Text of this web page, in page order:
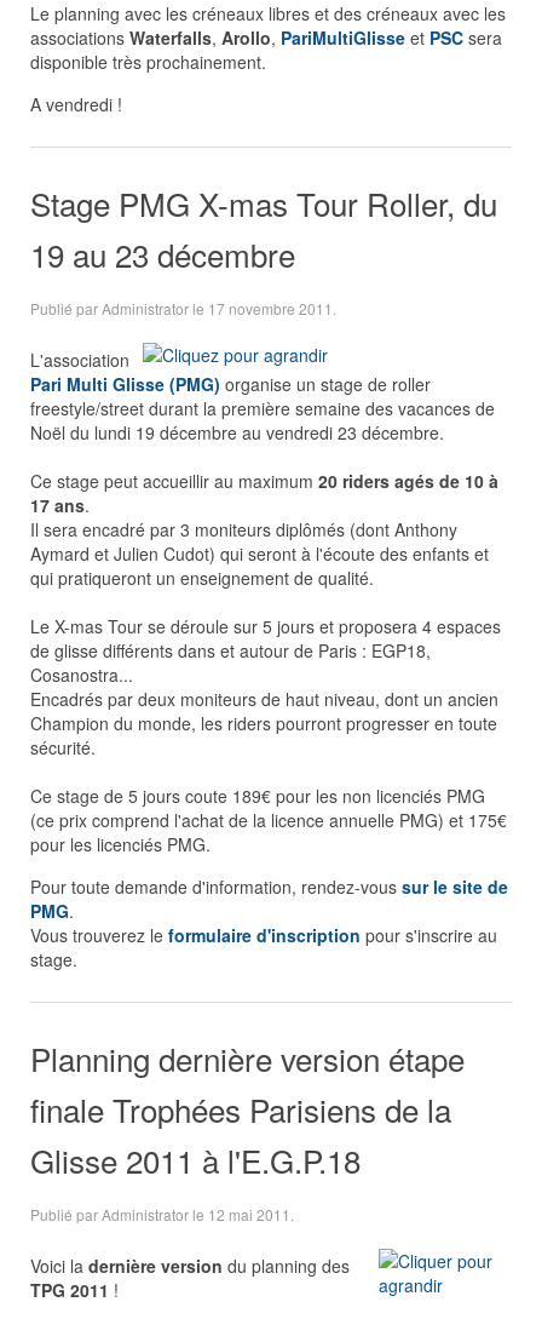
Le planning avec les créneaux libres et des créneaux avec les
associations Waterfalls, Arollo, PariMultiGlisse et PSC sera
disponible très prochainement.
A vendredi !
Stage PMG X-mas Tour Roller, du
19 au 23 décembre
Publié par Administrator le 17 novembre 2011
L'association
Pari Multi Glisse (PMG) organise un stage de roller
freestyle/street durant la première semaine des vacances de
Noël du lundi 19 décembre au vendredi 23 décembre.
Ce stage peut accueillir au maximum 20 riders agés de 10 à
17 ans.
Il sera encadré par 3 moniteurs diplômés (dont Anthony
Aymard et Julien Cudot) qui seront à l'écoute des enfants et
qui pratiqueront un enseignement de qualité.
Le X-mas Tour se déroule sur 5 jours et proposera 4 espaces
de glisse différents dans et autour de Paris : EGP18,
Cosanostra...
Encadrés par deux moniteurs de haut niveau, dont un ancien
Champion du monde, les riders pourront progresser en toute
sécurité.
Ce stage de 5 jours coute 189€ pour les non licenciés PMG
(ce prix comprend l'achat de la licence annuelle PMG) et 175€
pour les licenciés PMG.
Pour toute demande d'information, rendez-vous sur le site de
PMG.
Vous trouverez le formulaire d'inscription pour s'inscrire au
stage.
Planning dernière version étape
finale Trophées Parisiens de la
Glisse 2011 à l'E.G.P.18
Publié par Administrator le 12 mai 2011
Voici la dernière version du planning des
TPG 2011 !